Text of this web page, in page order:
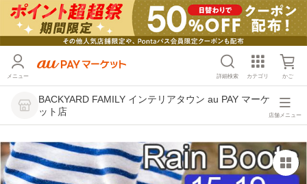
メニュー 詳細検索 カテゴリ かご
BACKYARD FAMILY インテリアタウン au PAY マーケ
ット店
店舗メニュー